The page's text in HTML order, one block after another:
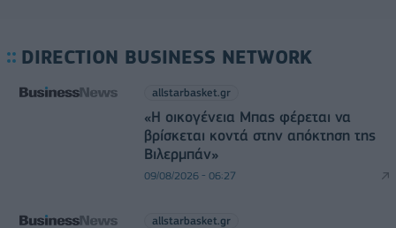
DIRECTION BUSINESS NETWORK
allstarbasket.gr
«Η οικογένεια Μπας φέρεται να
βρίσκεται κοντά στην απόκτηση της
Βιλερμπάν»
09/08/2026 - 06:27
allstarbasket.gr